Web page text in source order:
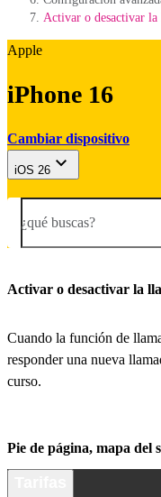
Activar o desactivar la
Apple
iPhone 16
Cambiar dispositivo
iOS 26
¿qué buscas?
Activar o desactivar la
Cuando la función de
responder una nueva
curso.
Pie de página, mapa del